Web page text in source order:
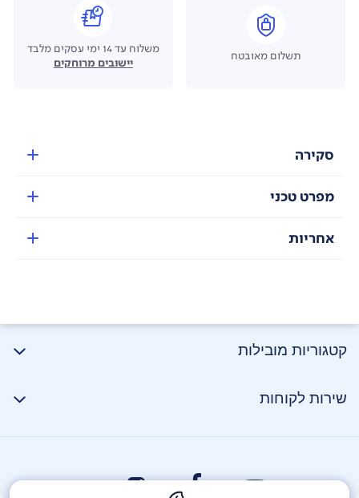
תשלום מאובטח
משלוח עד 14 ימי עסקים מלבד
יישובים מרוחקים
סקירה
מפרט טכני
אחריות
קטגוריות מובילות
שירות לקוחות